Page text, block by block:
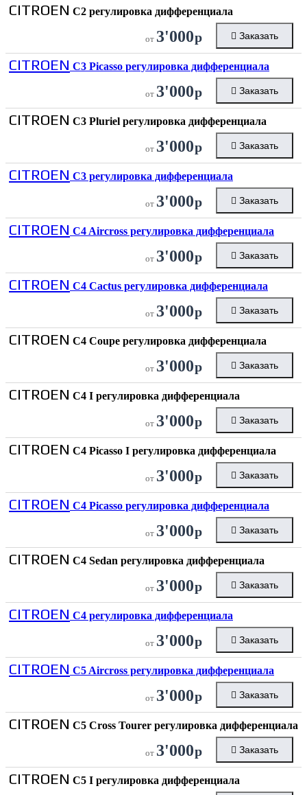
CITROEN C2 регулировка дифференциала
от 3'000р Заказать
CITROEN C3 Picasso регулировка дифференциала
от 3'000р Заказать
CITROEN C3 Pluriel регулировка дифференциала
от 3'000р Заказать
CITROEN C3 регулировка дифференциала
от 3'000р Заказать
CITROEN C4 Aircross регулировка дифференциала
от 3'000р Заказать
CITROEN C4 Cactus регулировка дифференциала
от 3'000р Заказать
CITROEN C4 Coupe регулировка дифференциала
от 3'000р Заказать
CITROEN C4 I регулировка дифференциала
от 3'000р Заказать
CITROEN C4 Picasso I регулировка дифференциала
от 3'000р Заказать
CITROEN C4 Picasso регулировка дифференциала
от 3'000р Заказать
CITROEN C4 Sedan регулировка дифференциала
от 3'000р Заказать
CITROEN C4 регулировка дифференциала
от 3'000р Заказать
CITROEN C5 Aircross регулировка дифференциала
от 3'000р Заказать
CITROEN C5 Cross Tourer регулировка дифференциала
от 3'000р Заказать
CITROEN C5 I регулировка дифференциала